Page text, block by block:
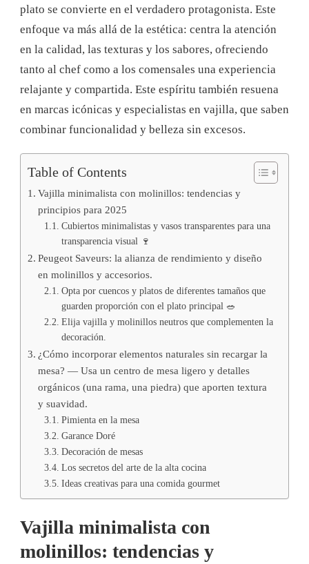
plato se convierte en el verdadero protagonista. Este
enfoque va más allá de la estética: centra la atención
en la calidad, las texturas y los sabores, ofreciendo
tanto al chef como a los comensales una experiencia
relajante y compartida. Este espíritu también resuena
en marcas icónicas y especialistas en vajilla, que saben
combinar funcionalidad y belleza sin excesos.
Table of Contents
Vajilla minimalista con molinillos: tendencias y
principios para 2025
Cubiertos minimalistas y vasos transparentes para una
transparencia visual 🍷
Peugeot Saveurs: la alianza de rendimiento y diseño
en molinillos y accesorios.
Opta por cuencos y platos de diferentes tamaños que
guarden proporción con el plato principal 🥗
Elija vajilla y molinillos neutros que complementen la
decoración.
¿Cómo incorporar elementos naturales sin recargar la
mesa? — Usa un centro de mesa ligero y detalles
orgánicos (una rama, una piedra) que aporten textura
y suavidad.
Pimienta en la mesa
Garance Doré
Decoración de mesas
Los secretos del arte de la alta cocina
Ideas creativas para una comida gourmet
Vajilla minimalista con
molinillos: tendencias y